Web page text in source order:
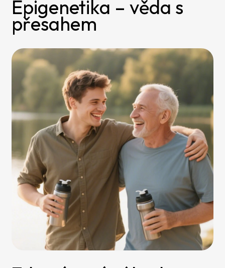
Epigenetika – věda s
přesahem